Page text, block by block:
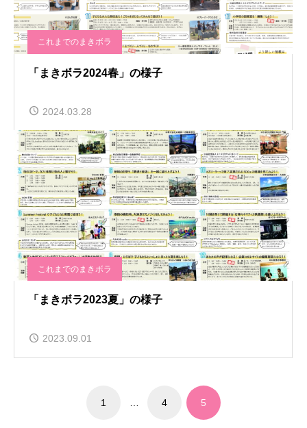
これまでのまきボラ
「まきボラ2024春」の様子
2024.03.28
これまでのまきボラ
「まきボラ2023夏」の様子
2023.09.01
1 4 5